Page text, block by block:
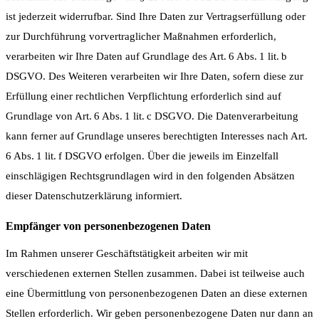
ist jederzeit widerrufbar. Sind Ihre Daten zur Vertragserfüllung oder
zur Durchführung vorvertraglicher Maßnahmen erforderlich,
verarbeiten wir Ihre Daten auf Grundlage des Art. 6 Abs. 1 lit. b
DSGVO. Des Weiteren verarbeiten wir Ihre Daten, sofern diese zur
Erfüllung einer rechtlichen Verpflichtung erforderlich sind auf
Grundlage von Art. 6 Abs. 1 lit. c DSGVO. Die Datenverarbeitung
kann ferner auf Grundlage unseres berechtigten Interesses nach Art.
6 Abs. 1 lit. f DSGVO erfolgen. Über die jeweils im Einzelfall
einschlägigen Rechtsgrundlagen wird in den folgenden Absätzen
dieser Datenschutzerklärung informiert.
Empfänger von personenbezogenen Daten
Im Rahmen unserer Geschäftstätigkeit arbeiten wir mit
verschiedenen externen Stellen zusammen. Dabei ist teilweise auch
eine Übermittlung von personenbezogenen Daten an diese externen
Stellen erforderlich. Wir geben personenbezogene Daten nur dann an